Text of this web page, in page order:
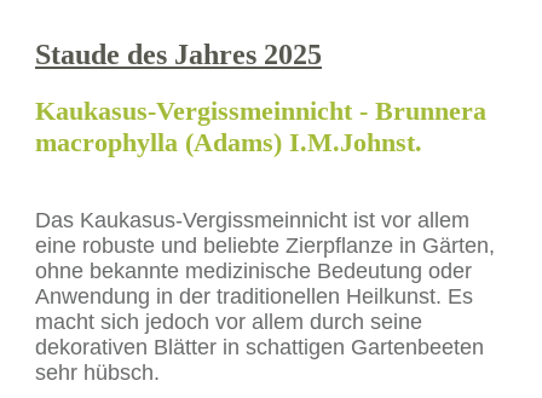
Staude des Jahres 2025
Kaukasus-Vergissmeinnicht - Brunnera
macrophylla (Adams) I.M.Johnst.
Das Kaukasus-Vergissmeinnicht ist vor allem
eine robuste und beliebte Zierpflanze in Gärten,
ohne bekannte medizinische Bedeutung oder
Anwendung in der traditionellen Heilkunst. Es
macht sich jedoch vor allem durch seine
dekorativen Blätter in schattigen Gartenbeeten
sehr hübsch.